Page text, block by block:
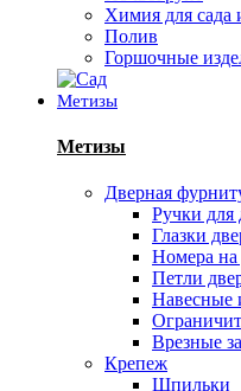
Химия для сада
Полив
Горшочные
Метизы
Метизы
Дверная
Ручки для
Глазки
Номера на
Петли
Навесные
Врезные
Крепеж
Шпильки